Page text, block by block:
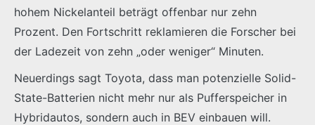
hohem Nickelanteil beträgt offenbar nur zehn
Prozent. Den Fortschritt reklamieren die Forscher bei
der Ladezeit von zehn „oder weniger“ Minuten.
Neuerdings sagt Toyota, dass man potenzielle Solid-
State-Batterien nicht mehr nur als Pufferspeicher in
Hybridautos, sondern auch in BEV einbauen will.